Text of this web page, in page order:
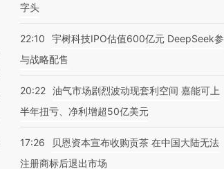
字头
22:10
宇树科技IPO估值600亿元 DeepSeek参
与战略配售
20:22 油气市场剧烈波动现套利空间 嘉能可上
半年扭亏、净利增超50亿美元
17:26
贝恩资本宣布收购贡茶 在中国大陆无法
注册商标后退出市场